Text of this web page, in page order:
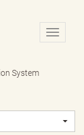
N
a
o
System